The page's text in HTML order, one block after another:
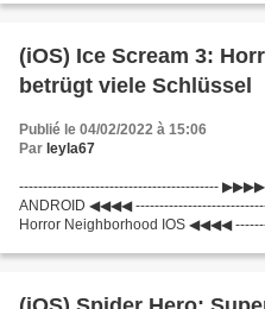
(iOS) Ice Scream 3:
betrügt viele Schlüssel
Publié le 04/02/2022 à 15:06
Par leyla67
------------------------------------------
ANDROID ◀◀◀◀
Horror Neighborhood IOS ◀◀◀◀